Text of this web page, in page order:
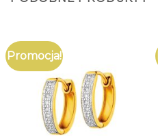
Promocja!